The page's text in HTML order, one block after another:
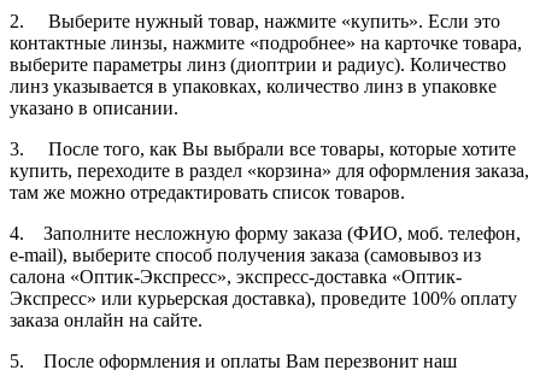
2. Выберите нужный товар, нажмите «купить». Если это
контактные линзы, нажмите «подробнее» на карточке товара,
выберите параметры линз (диоптрии и радиус). Количество
линз указывается в упаковках, количество линз в упаковке
указано в описании.
3. После того, как Вы выбрали все товары, которые хотите
купить, переходите в раздел «корзина» для оформления заказа,
там же можно отредактировать список товаров.
4. Заполните несложную форму заказа (ФИО, моб. телефон,
e-mail), выберите способ получения заказа (самовывоз из
салона «Оптик-Экспресс», экспресс-доставка «Оптик-
Экспресс» или курьерская доставка), проведите 100% оплату
заказа онлайн на сайте.
5. После оформления и оплаты Вам перезвонит наш